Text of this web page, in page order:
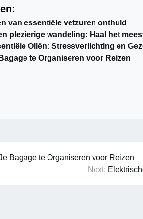
van essentiële vetzuren onthuld
plezierige wandeling: Haal het
Oliën: Stressverlichting en
te Organiseren voor Reizen
Bagage te Organiseren voor Reizen
Next: